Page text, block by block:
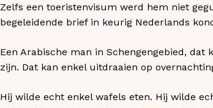
Zelfs een toeristenvisum werd hem niet
begeleidende brief in keurig Nederlands
Een Arabische man in Schengengebied, dat
zijn. Dat kan enkel uitdraaien op
Hij wilde echt enkel wafels eten. Hij wilde